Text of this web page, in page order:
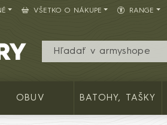
VŠETKO O NÁKUPE RANGE
MILITARY RANGE SK
OBUV BATOHY, TAŠKY